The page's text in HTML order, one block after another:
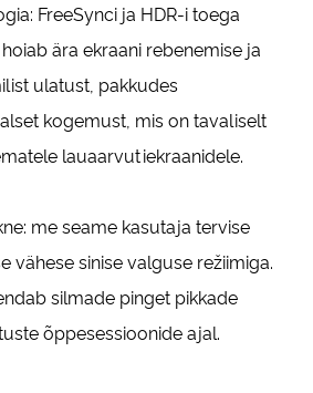
FreeSynci ja HDR-i toega
ära ekraani rebenemise ja
ulatust, pakkudes
kogemust, mis on tavaliselt
lauaarvutiekraanidele.
me seame kasutaja tervise
vähese sinise valguse režiimiga.
silmade pinget pikkade
õppesessioonide ajal.